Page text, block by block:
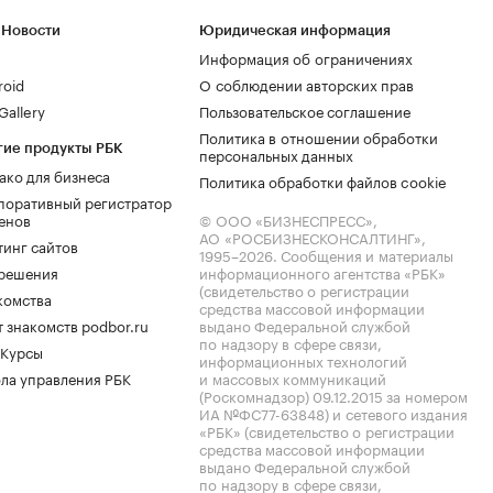
продукты РБК
для бизнеса
регистратор
сайтов
знакомств podbor.ru
управления РБК
Юридическая информация
Информация об ограничениях
О соблюдении авторских прав
Пользовательское соглашение
Политика в отношении обработки
персональных данных
Политика обработки файлов cookie
© ООО «БИЗНЕСПРЕСС»,
АО «РОСБИЗНЕСКОНСАЛТИНГ»,
1995–2026. Сообщения и материалы
информационного агентства «РБК»
(свидетельство о регистрации
средства массовой информации
выдано Федеральной службой
по надзору в сфере связи,
информационных технологий
и массовых коммуникаций
(Роскомнадзор) 09.12.2015 за номером
ИА №ФС77-63848) и сетевого издания
«РБК» (свидетельство о регистрации
средства массовой информации
выдано Федеральной службой
по надзору в сфере связи,